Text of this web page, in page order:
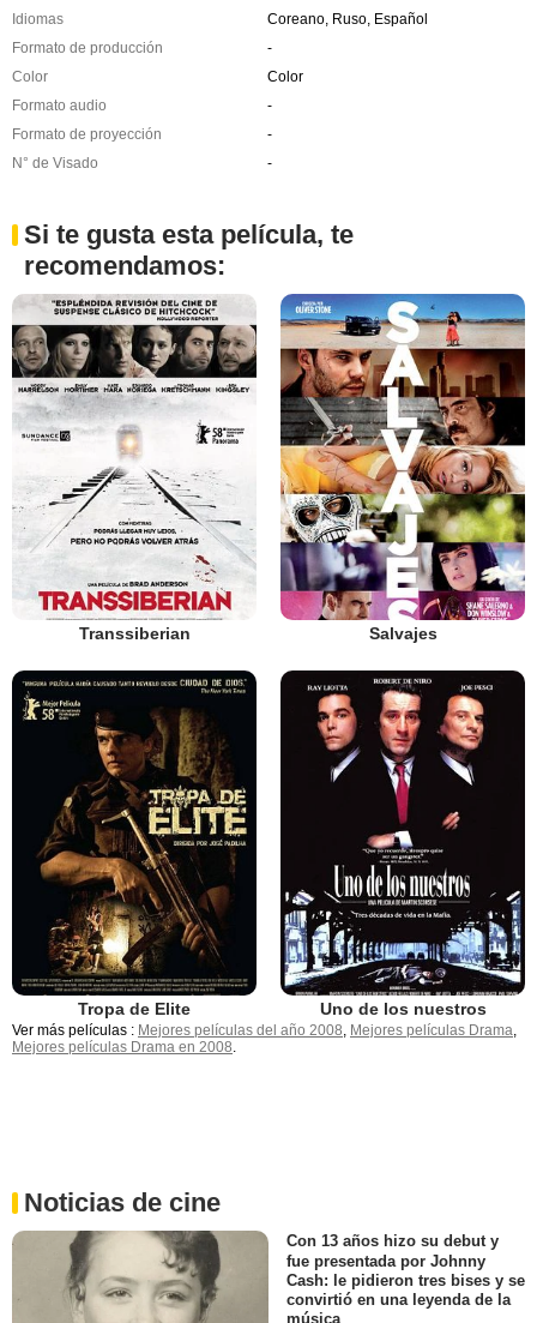
Idiomas
Coreano, Ruso, Español
Formato de producción
-
Color
Color
Formato audio
-
Formato de proyección
-
N° de Visado
-
Si te gusta esta película, te
recomendamos:
Transsiberian Salvajes
Tropa de Elite Uno de los nuestros
Ver más películas : Mejores películas del año 2008, Mejores películas Drama,
Mejores películas Drama en 2008.
Noticias de cine
Con 13 años hizo su debut y
fue presentada por Johnny
Cash: le pidieron tres bises y se
convirtió en una leyenda de la
música